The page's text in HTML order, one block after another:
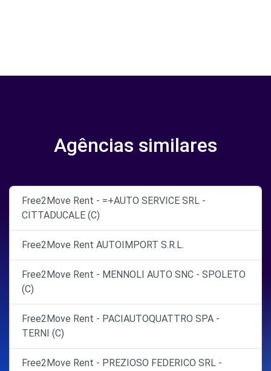
Agências similares
Free2Move Rent - =+AUTO SERVICE SRL -
CITTADUCALE (C)
Free2Move Rent AUTOIMPORT S.R.L.
Free2Move Rent - MENNOLI AUTO SNC - SPOLETO
(C)
Free2Move Rent - PACIAUTOQUATTRO SPA -
TERNI (C)
Free2Move Rent - PREZIOSO FEDERICO SRL -